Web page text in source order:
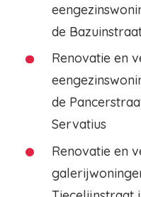
de
Renovatie en
de
Servatius
Renovatie en